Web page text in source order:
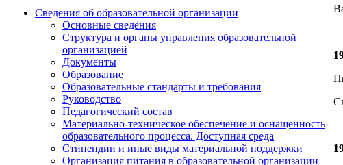
Сведения об образовательной организации
Основные сведения
Структура и органы управления образовательной
организацией
Документы
Образование
Образовательные стандарты и требования
Руководство
Педагогический состав
Материально-техническое обеспечение и оснащенность
образовательного процесса. Доступная среда
Стипендии и иные виды материальной поддержки
Организация питания в образовательной организации